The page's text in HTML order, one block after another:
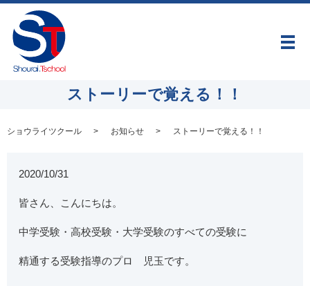
メ
ストーリーで覚える！！
ショウライツクール お知らせ ストーリーで覚える！！
2020/10/31
皆さん、こんにちは。
中学受験・高校受験・大学受験のすべての受験に
精通する受験指導のプロ 児玉です。